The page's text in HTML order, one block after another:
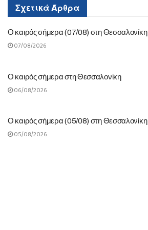
ΣχετικάΆρθρα
Ο καιρός σήμερα (07/08) στη Θεσσαλονίκη
07/08/2026
Ο καιρός σήμερα στη Θεσσαλονίκη
06/08/2026
Ο καιρός σήμερα (05/08) στη Θεσσαλονίκη
05/08/2026